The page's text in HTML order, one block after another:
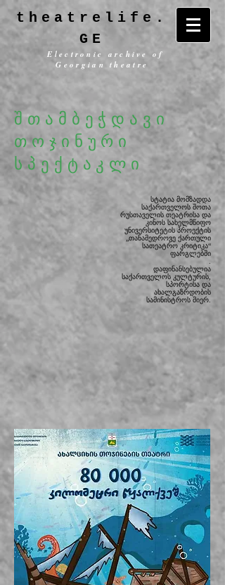
theatrelife.
GE
Electronic archive of
Georgian theatre
შთამბეჭდავი
თოჯინური
სპექტაკლი
სტატია მომზადდა
საქართველოს შოთა
რუსთაველის თეატრისა და
კინოს სახელმწიფო
უნივერსიტეტის პროექტის
„თანამედროვე ქართული
სათეატრო კრიტიკა“
ფარგლებში
დაფინანსებულია
საქართველოს კულტურის,
სპორტისა და
ახალგაზრდობის
სამინისტროს მიერ.